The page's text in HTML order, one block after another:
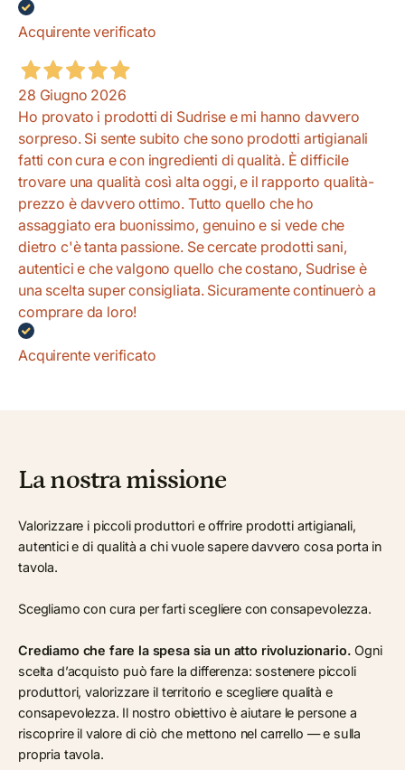
Acquirente verificato
28 Giugno 2026
Ho provato i prodotti di Sudrise e mi hanno davvero
sorpreso. Si sente subito che sono prodotti artigianali
fatti con cura e con ingredienti di qualità. È difficile
trovare una qualità così alta oggi, e il rapporto qualità-
prezzo è davvero ottimo. Tutto quello che ho
assaggiato era buonissimo, genuino e si vede che
dietro c'è tanta passione. Se cercate prodotti sani,
autentici e che valgono quello che costano, Sudrise è
una scelta super consigliata. Sicuramente continuerò a
comprare da loro!
Acquirente verificato
La nostra missione
Valorizzare i piccoli produttori e offrire prodotti artigianali,
autentici e di qualità a chi vuole sapere davvero cosa porta in
tavola.
Scegliamo con cura per farti scegliere con consapevolezza.
Crediamo che fare la spesa sia un atto rivoluzionario.Ogni
scelta d’acquisto può fare la differenza: sostenere piccoli
produttori, valorizzare il territorio e scegliere qualità e
consapevolezza. Il nostro obiettivo è aiutare le persone a
riscoprire il valore di ciò che mettono nel carrello — e sulla
propria tavola.